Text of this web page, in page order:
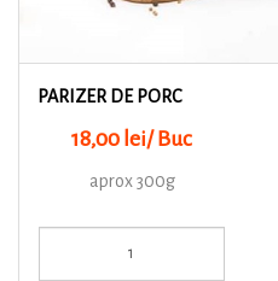
PARIZER DE PORC
18,00 lei/ Buc
aprox 300g